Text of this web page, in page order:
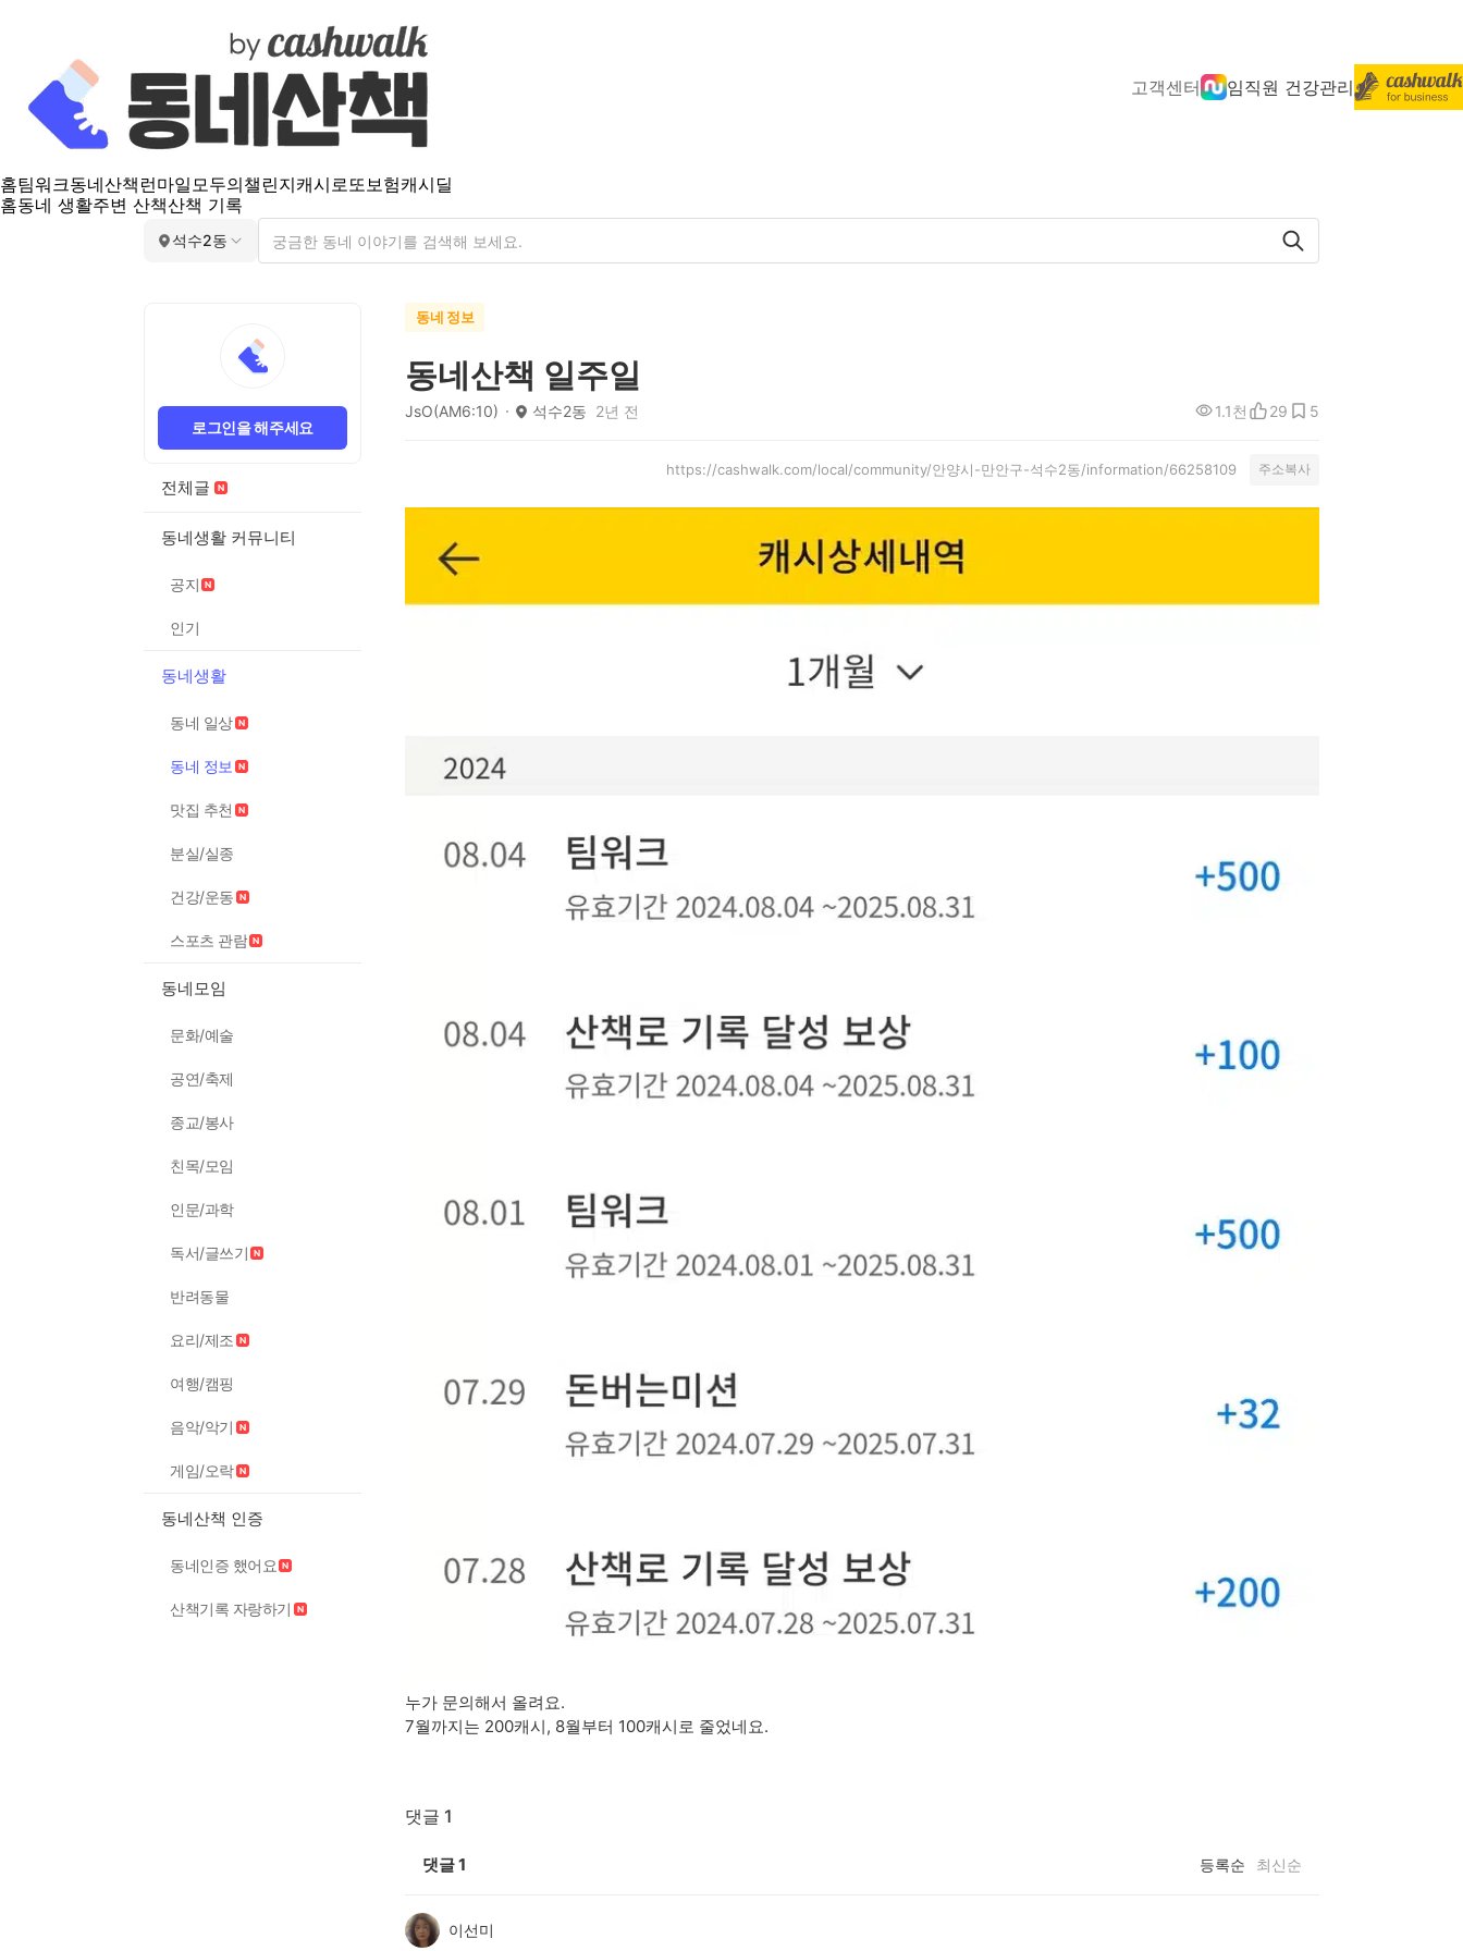
고객센터 임직원 건강관리
홈팀워크동네산책 런마일모두의챌린지캐시로또보험캐시딜
홈동네 생활주변 산책산책 기록
석수2동
로그인을 해주세요
전체글
동네생활 커뮤니티
공지
인기
동네생활
동네 일상
동네 정보
맛집 추천
분실/실종
건강/운동
스포츠 관람
동네모임
문화/예술
공연/축제
종교/봉사
친목/모임
인문/과학
독서/글쓰기
반려동물
요리/제조
여행/캠핑
음악/악기
게임/오락
동네산책 인증
동네인증 했어요
산책기록 자랑하기
동네 정보
동네산책 일주일
JsO(AM6:10) 석수2동 2년 전 1.1천 29 5
https://cashwalk.com/local/community/안양시-만안구-석수2동/information/66258109 주소복사
누가 문의해서 올려요.
7월까지는 200캐시, 8월부터 100캐시로 줄었네요.
댓글 1
댓글1 등록순 최신순
이선미